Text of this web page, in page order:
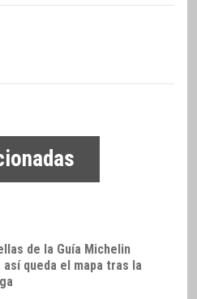
de la Guía Michelin
así queda el mapa tras la